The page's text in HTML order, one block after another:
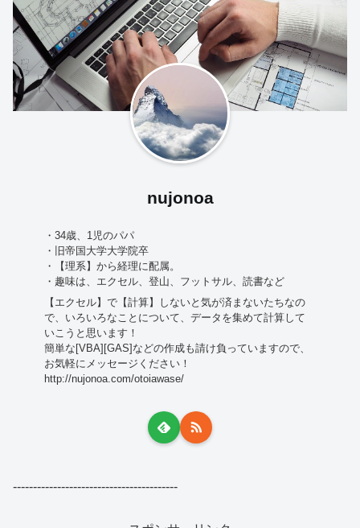
nujonoa
・34歳、1児のパパ
・旧帝国大学大学院卒
・【理系】から経理に配属。
・趣味は、エクセル、登山、フットサル、読書など
【エクセル】で【計算】しないと気が済まないたちなの
で、いろいろなことについて、データを集めて計算して
いこうと思います！
簡単な[VBA][GAS]などの作成も請け負っていますので、
お気軽にメッセージください！
http://nujonoa.com/otoiawase/
-----------------------------------------